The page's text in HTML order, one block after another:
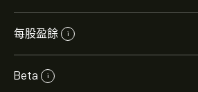
每股盈餘 i
Beta i